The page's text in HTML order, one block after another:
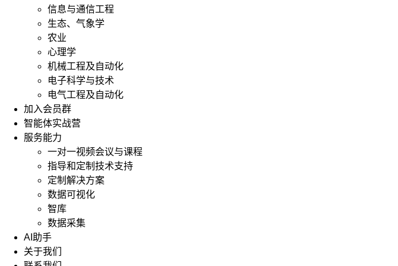
信息与通信工程
生态、气象学
农业
心理学
机械工程及自动化
电子科学与技术
电气工程及自动化
加入会员群
智能体实战营
服务能力
一对一视频会议与课程
指导和定制技术支持
定制解决方案
数据可视化
智库
数据采集
AI助手
关于我们